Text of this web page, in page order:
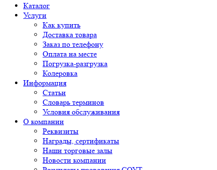
Каталог
Услуги
Как купить
Доставка товара
Заказ по телефону
Оплата на месте
Погрузка-разгрузка
Колеровка
Информация
Статьи
Словарь терминов
Условия обслуживания
О компании
Реквизиты
Награды, сертификаты
Наши торговые залы
Новости компании